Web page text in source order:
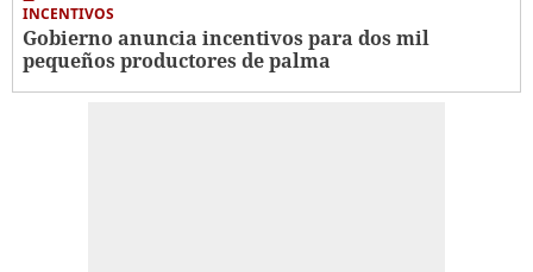
INCENTIVOS
Gobierno anuncia incentivos para dos mil
pequeños productores de palma